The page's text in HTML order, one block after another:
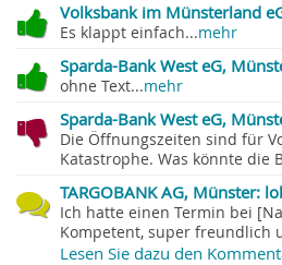
Volksbank im Münsterland
Es klappt einfach...mehr
Sparda-Bank West eG,
ohne Text...mehr
Sparda-Bank West eG,
Die Öffnungszeiten sind für
Katastrophe. Was könnte die
TARGOBANK AG, Münster:
Ich hatte einen Termin bei
Kompetent, super freundlich
Lesen Sie dazu den